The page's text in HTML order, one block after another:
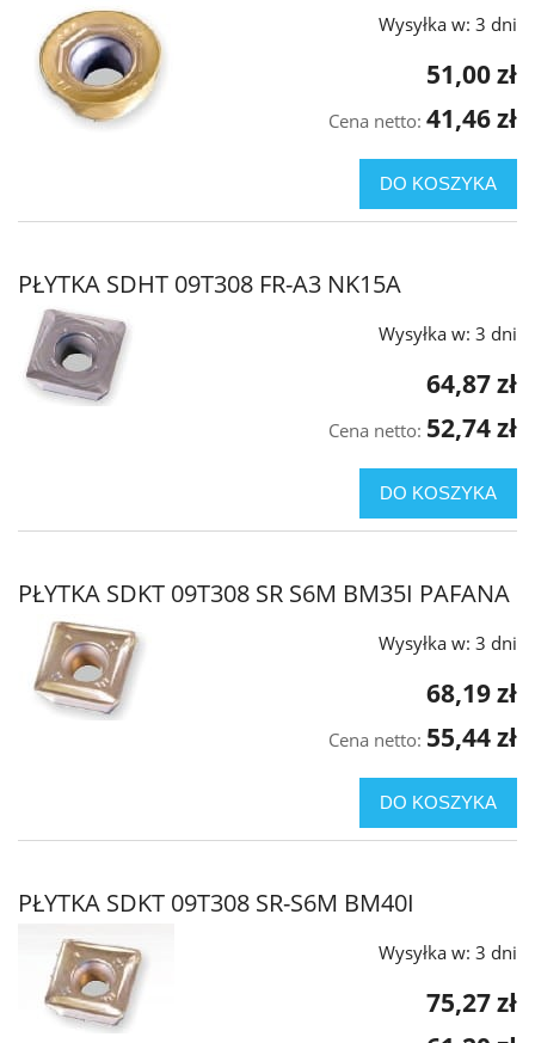
Wysyłka w: 3 dni
51,00 zł
Cena netto: 41,46 zł
DO KOSZYKA
PŁYTKA SDHT 09T308 FR-A3 NK15A
Wysyłka w: 3 dni
64,87 zł
Cena netto: 52,74 zł
DO KOSZYKA
PŁYTKA SDKT 09T308 SR S6M BM35I PAFANA
Wysyłka w: 3 dni
68,19 zł
Cena netto: 55,44 zł
DO KOSZYKA
PŁYTKA SDKT 09T308 SR-S6M BM40I
Wysyłka w: 3 dni
75,27 zł